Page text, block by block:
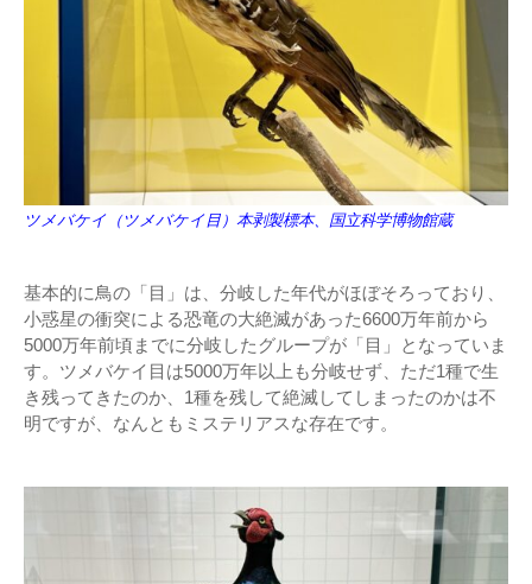
ツメバケイ（ツメバケイ目）本剥製標本、国立科学博物館蔵
基本的に鳥の「目」は、分岐した年代がほぼそろっており、
小惑星の衝突による恐竜の大絶滅があった6600万年前から
5000万年前頃までに分岐したグループが「目」となっていま
す。ツメバケイ目は5000万年以上も分岐せず、ただ1種で生
き残ってきたのか、1種を残して絶滅してしまったのかは不
明ですが、なんともミステリアスな存在です。